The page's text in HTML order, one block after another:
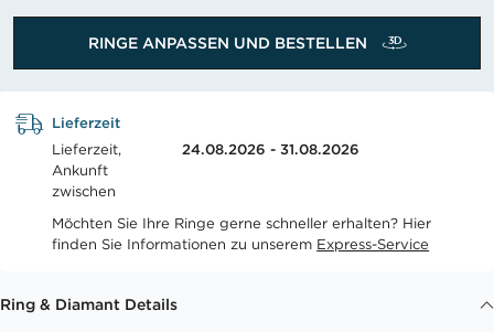
RINGE ANPASSEN UND BESTELLEN
Lieferzeit
Lieferzeit,
Ankunft
zwischen
24.08.2026 - 31.08.2026
Möchten Sie Ihre Ringe gerne schneller erhalten? Hier
finden Sie Informationen zu unserem Express-Service
Ring & Diamant Details